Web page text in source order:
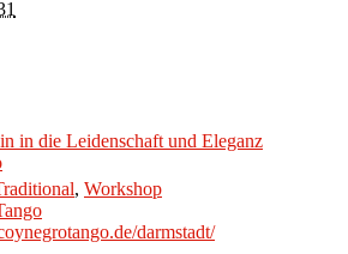
in die Leidenschaft und Eleganz
, Workshop
darmstadt/